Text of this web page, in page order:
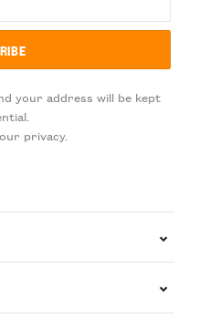
your address will be kept
privacy.